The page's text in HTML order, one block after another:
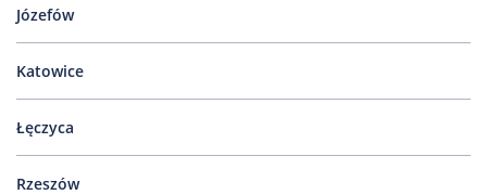
Edukacja
Pacjenta
Marki
AHP
Józefów
Katowice
Łęczyca
Rzeszów